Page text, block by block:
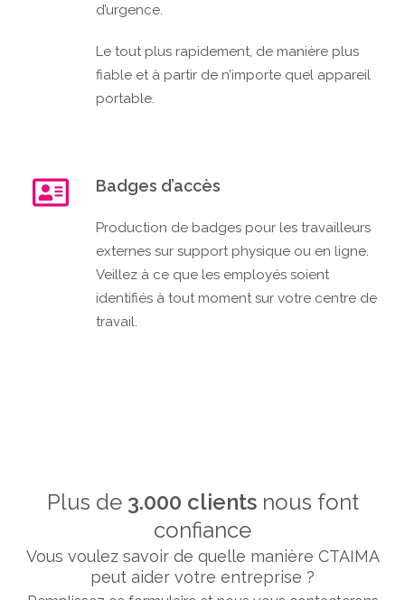
d’urgence.
Le tout plus rapidement, de manière plus
fiable et à partir de n’importe quel appareil
portable.
Badges d’accès
Production de badges pour les travailleurs
externes sur support physique ou en ligne.
Veillez à ce que les employés soient
identifiés à tout moment sur votre centre de
travail.
Plus de3.000 clientsnous font
confiance
Vous voulez savoir de quelle manière CTAIMA
peut aider votre entreprise ?